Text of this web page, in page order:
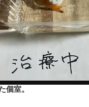
個室。